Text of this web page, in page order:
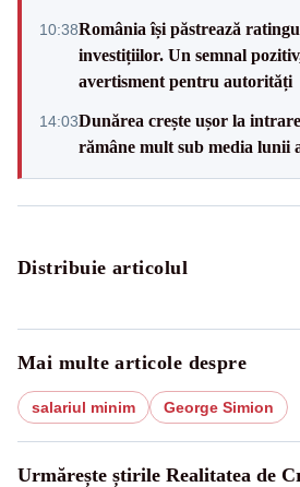
10:38România își păstrează
investițiilor. Un semnal
avertisment pentru autorități
14:03Dunărea crește ușor la
rămâne mult sub media lunii
Distribuie articolul
Mai multe articole despre
salariul minim George Simion
Urmărește știrile Realitatea de